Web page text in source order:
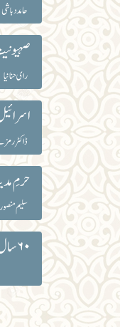
حامد دباشی
رای حنانیا
ڈاکٹر
حرمِ
سلیم
۶۰ سال پہلے